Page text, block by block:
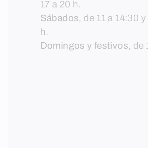
17 a 20 h.
Sábados, de 11 a 14:30
h.
Domingos y festivos, de